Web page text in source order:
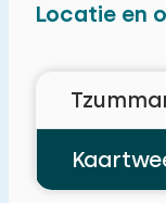
Locatie en